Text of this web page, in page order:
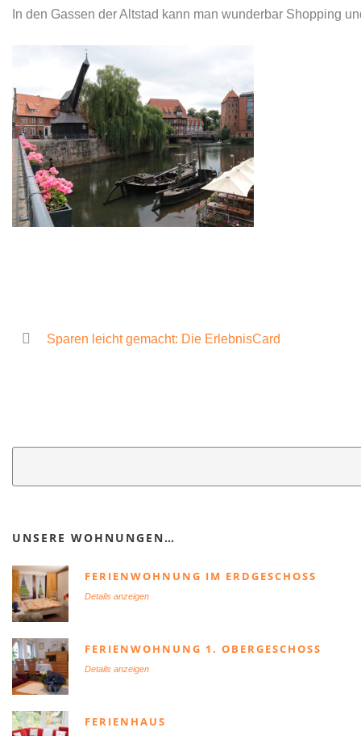
In den Gassen der Altstad kann man wunderbar Shopping
Sparen leicht gemacht: Die ErlebnisCard
UNSERE WOHNUNGEN…
FERIENWOHNUNG IM ERDGESCHOSS
Details anzeigen
FERIENWOHNUNG 1. OBERGESCHOSS
Details anzeigen
FERIENHAUS